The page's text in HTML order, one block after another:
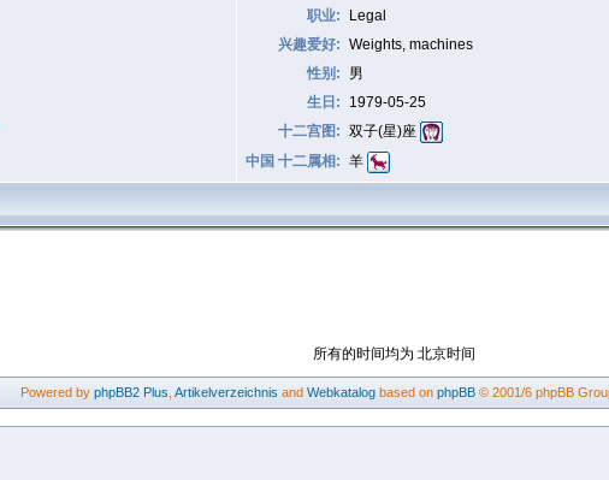
职业:
Legal
兴趣爱好: Weights, machines
性别:
男
生日:
1979-05-25
十二宫图: 双子(星)座
中国 十二属相: 羊
所有的时间均为 北京时间
Powered by phpBB2 Plus Artikelverzeichnis and Webkatalog based on phpBB © 2001/6 phpBB